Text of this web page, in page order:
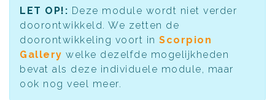
LET OP!: Deze module wordt niet verder
doorontwikkeld. We zetten de
doorontwikkeling voort in Scorpion
Gallery welke dezelfde mogelijkheden
bevat als deze individuele module, maar
ook nog veel meer.